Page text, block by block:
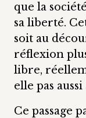
que la
sa liberté.
soit au
réflexion
libre,
elle pas
Ce passage